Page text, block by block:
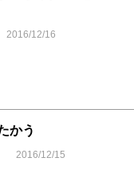
2016/12/16
かう
2016/12/15